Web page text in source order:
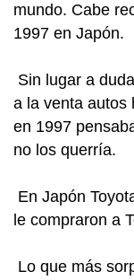
mundo. Cabe
1997 en Japón.
Sin lugar a
a la venta autos
en 1997
no los querría.
En Japón
le compraron a
Lo que más